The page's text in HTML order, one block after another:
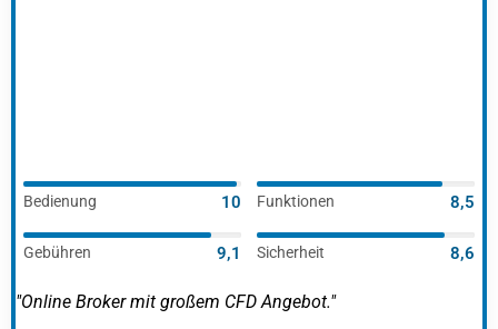
Bedienung 10 Funktionen 8,5
Gebühren 9,1 Sicherheit 8,6
"Online Broker mit großem CFD Angebot."